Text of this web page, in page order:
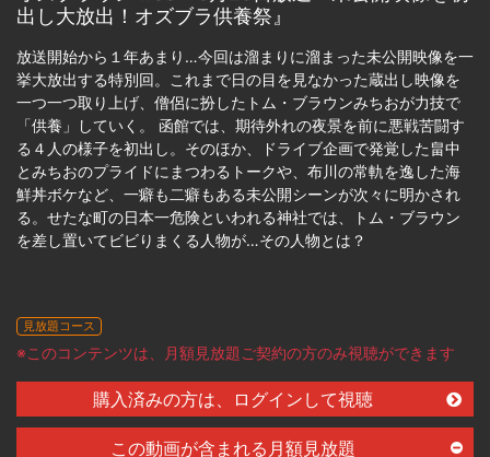
出し大放出！オズブラ供養祭』
放送開始から１年あまり…今回は溜まりに溜まった未公開映像を一
挙大放出する特別回。これまで日の目を見なかった蔵出し映像を
一つ一つ取り上げ、僧侶に扮したトム・ブラウンみちおが力技で
「供養」していく。 函館では、期待外れの夜景を前に悪戦苦闘す
る４人の様子を初出し。そのほか、ドライブ企画で発覚した畠中
とみちおのプライドにまつわるトークや、布川の常軌を逸した海
鮮丼ボケなど、一癖も二癖もある未公開シーンが次々に明かされ
る。せたな町の日本一危険といわれる神社では、トム・ブラウン
を差し置いてビビりまくる人物が…その人物とは？
見放題コース
※このコンテンツは、月額見放題ご契約の方のみ視聴ができます
購入済みの方は、ログインして視聴
この動画が含まれる月額見放題